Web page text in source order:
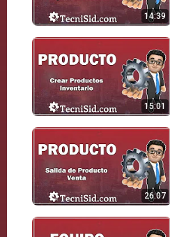
14:39
15:01
26:07